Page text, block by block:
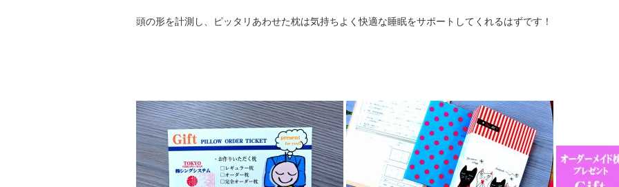
頭の形を計測し、ピッタリあわせた枕は気持ちよく快適な睡眠をサポートしてくれるはずです！